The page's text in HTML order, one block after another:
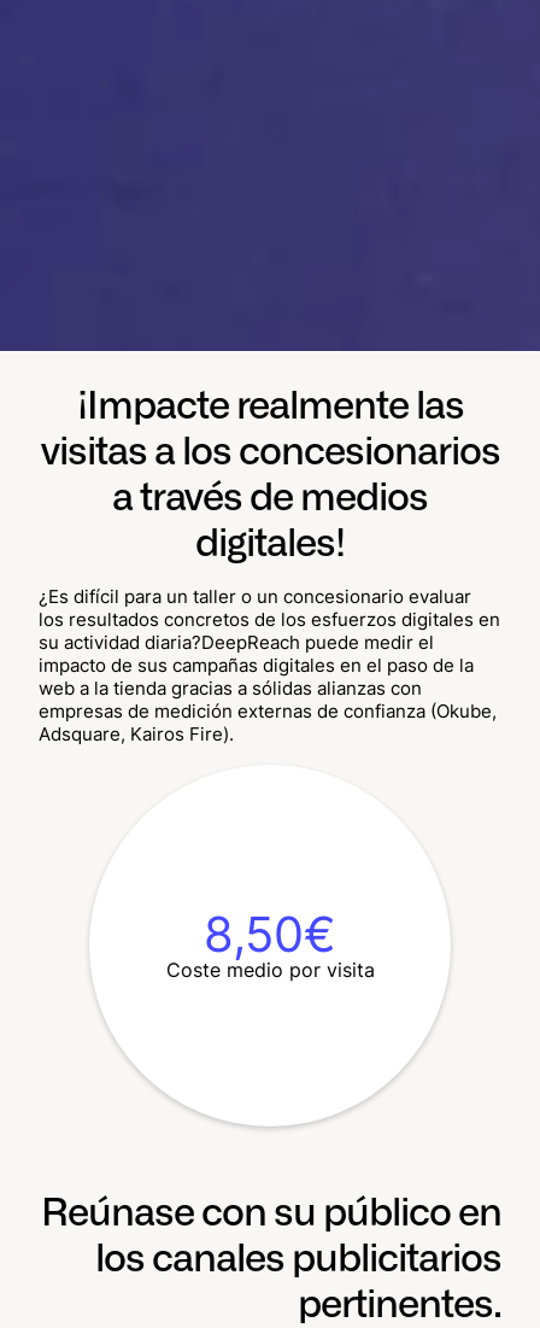
¡Impacte realmente las
visitas a los concesionarios
a través de medios
digitales!
¿Es difícil para un taller o un concesionario evaluar
los resultados concretos de los esfuerzos digitales en
su actividad diaria?DeepReach puede medir el
impacto de sus campañas digitales en el paso de la
web a la tienda gracias a sólidas alianzas con
empresas de medición externas de confianza (Okube,
Adsquare, Kairos Fire).
8,50€
Coste medio por visita
Reúnase con su público en
los canales publicitarios
pertinentes.